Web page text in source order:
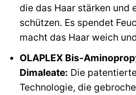
die das Haar stärken und
schützen. Es spendet
macht das Haar weich
OLAPLEX Bis-
Dimaleate: Die
Technologie, die